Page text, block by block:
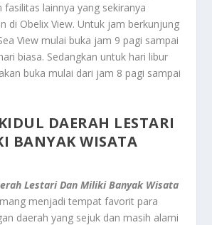
fasilitas lainnya yang sekiranya
di Obelix View. Untuk jam berkunjung
View mulai buka jam 9 pagi sampai
biasa. Sedangkan untuk hari libur
buka mulai dari jam 8 pagi sampai
DAERAH LESTARI
BANYAK WISATA
Lestari Dan Miliki Banyak Wisata
menjadi tempat favorit para
daerah yang sejuk dan masih alami